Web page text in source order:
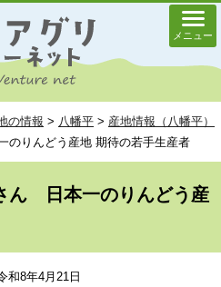
メニュー
の情報 > 八幡平 > 産地情報（八幡平）
りんどう産地 期待の若手生産者
ん 日本一のりんどう産
8年4月21日